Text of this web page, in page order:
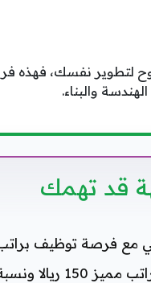
لتطوير نفسك، فهذه
والبناء.
قد تهمك
مع فرصة توظيف
الجنسيات